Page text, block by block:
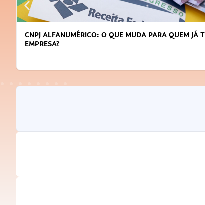
DICAS PARA OBTER CRÉDITO